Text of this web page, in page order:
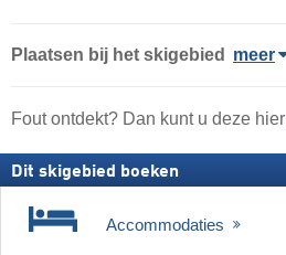
Plaatsen bij het skigebied meer
Fout ontdekt? Dan kunt u deze hier
Dit skigebied boeken
Accommodaties